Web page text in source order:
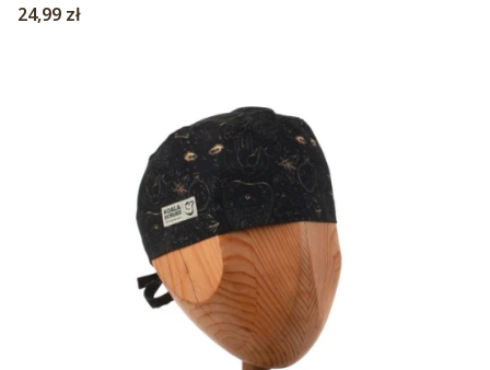
Cena
24,99 zł